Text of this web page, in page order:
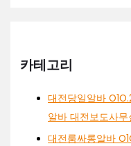
카테고리
대전당일알바
알바 대전보도사무
대전룸싸롱알바